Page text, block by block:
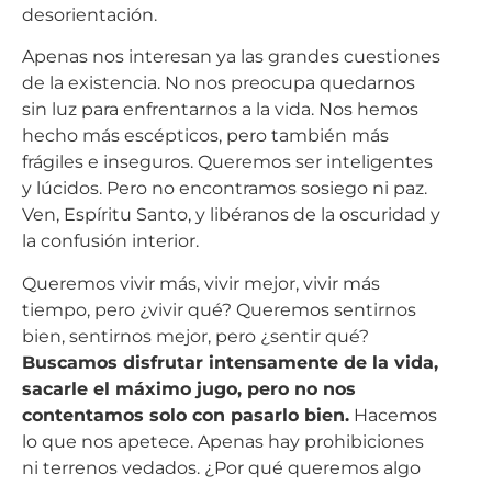
desorientación.
Apenas nos interesan ya las grandes cuestiones
de la existencia. No nos preocupa quedarnos
sin luz para enfrentarnos a la vida. Nos hemos
hecho más escépticos, pero también más
frágiles e inseguros. Queremos ser inteligentes
y lúcidos. Pero no encontramos sosiego ni paz.
Ven, Espíritu Santo, y libéranos de la oscuridad y
la confusión interior.
Queremos vivir más, vivir mejor, vivir más
tiempo, pero ¿vivir qué? Queremos sentirnos
bien, sentirnos mejor, pero ¿sentir qué?
Buscamos disfrutar intensamente de la vida,
sacarle el máximo jugo, pero no nos
contentamos solo con pasarlo bien. Hacemos
lo que nos apetece. Apenas hay prohibiciones
ni terrenos vedados. ¿Por qué queremos algo